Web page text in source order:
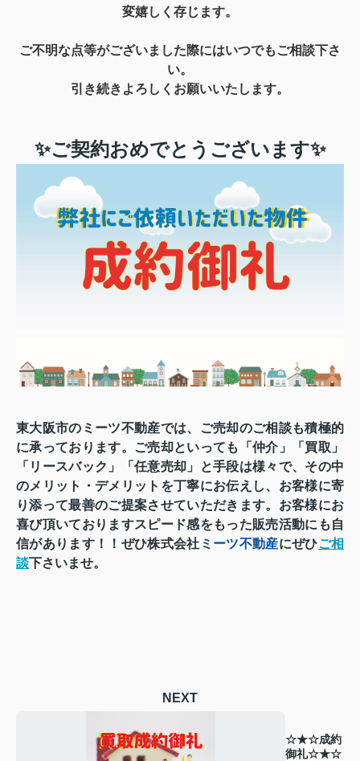
変嬉しく存じます。
ご不明な点等がございました際にはいつでもご相談下さ
い。
引き続きよろしくお願いいたします。
✨ご契約おめでとうございます✨
東大阪市のミーツ不動産では、ご売却のご相談も積極的
に承っております。ご売却といっても
「仲介」「買取」
「リースバック」「任意売却」と手段は様々で、その中
のメリット・デメリットを丁寧にお伝えし、 お客様に寄
り添って最善のご提案させていただきます。 お客様にお
喜び頂いておりますスピード感をもった販売活動にも自
信があります！！ ぜひ株式会社 ミーツ不動産にぜひご相
談下さいませ。
NEXT
☆★☆成約
御礼☆★☆